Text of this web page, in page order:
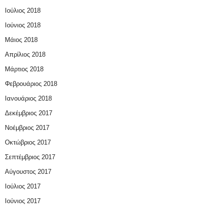
Ιούλιος 2018
Ιούνιος 2018
Μάιος 2018
Απρίλιος 2018
Μάρτιος 2018
Φεβρουάριος 2018
Ιανουάριος 2018
Δεκέμβριος 2017
Νοέμβριος 2017
Οκτώβριος 2017
Σεπτέμβριος 2017
Αύγουστος 2017
Ιούλιος 2017
Ιούνιος 2017